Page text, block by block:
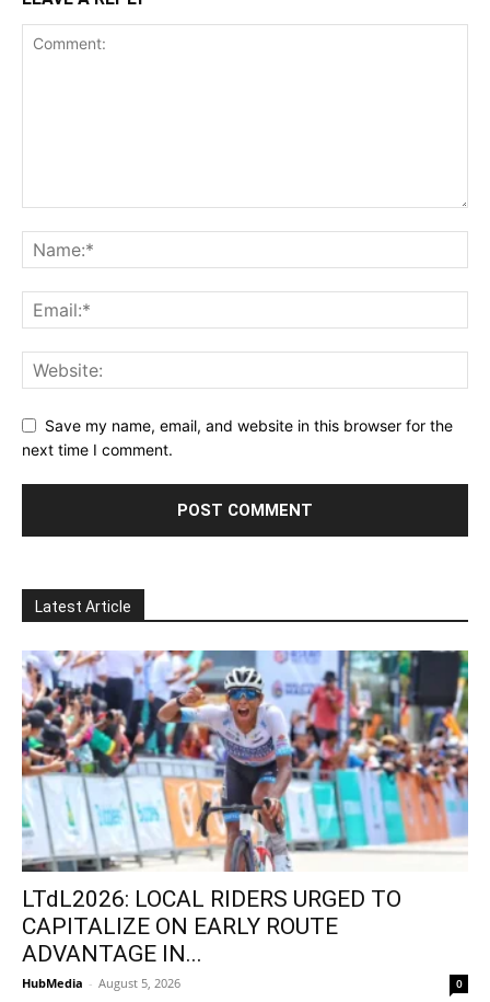
Save my name, email, and website in this browser for the
next time I comment.
Latest Article
LTdL2026: LOCAL RIDERS URGED TO
CAPITALIZE ON EARLY ROUTE
ADVANTAGE IN...
HubMedia - August 5, 2026 0